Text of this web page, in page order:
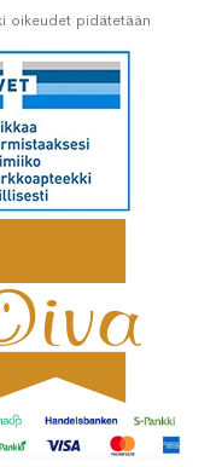
oikeudet pidätetään